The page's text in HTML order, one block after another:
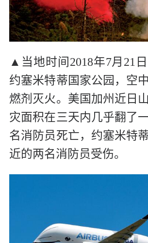
▲ 当地时间2018年7月21
约塞米特蒂国家公园，空
燃剂灭火。美国加州近日
灾面积在三天内几乎翻了
名消防员死亡，约塞米特
近的两名消防员受伤。